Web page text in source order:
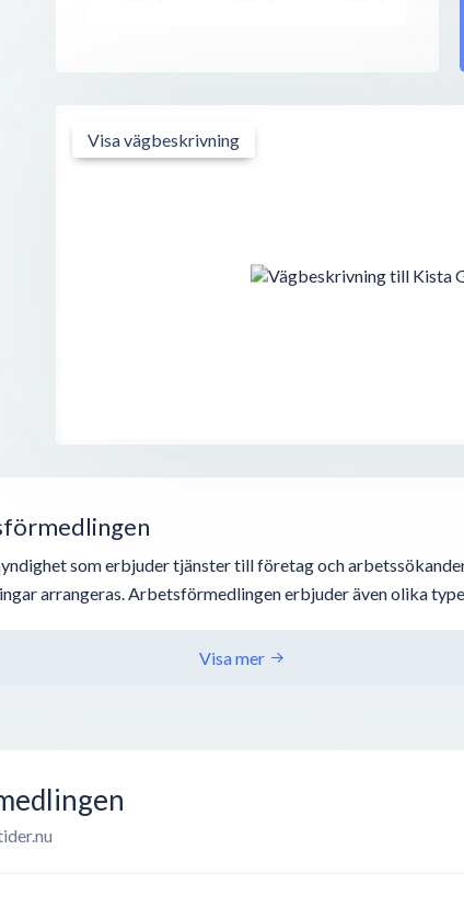
Visa vägbeskrivning
som erbjuder tjänster till företag och
arrangeras. Arbetsförmedlingen erbjuder även olika
Visa mer